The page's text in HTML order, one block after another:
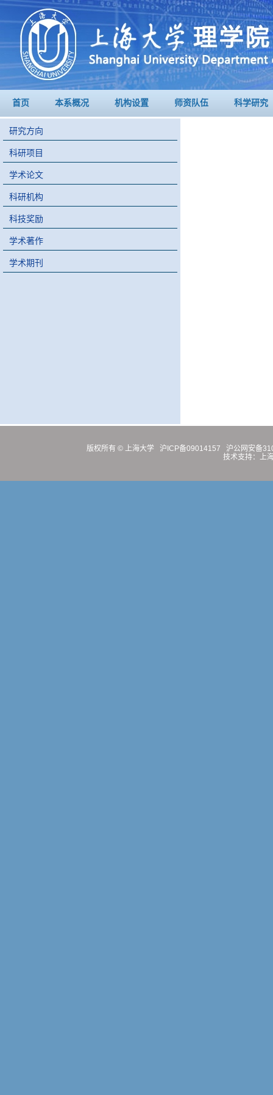
首页 本系概况 机构设置 师资队伍 科学研究
研究方向
科研项目
学术论文
科研机构
科技奖励
学术著作
学术期刊
版权所有 © 上海大学 沪ICP备09014157
沪公网安备
技术支持：上